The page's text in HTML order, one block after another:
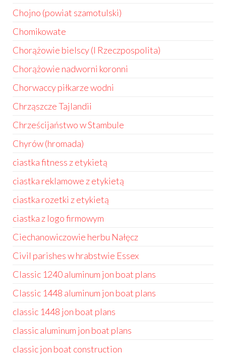
Chojno (powiat szamotulski)
Chomikowate
Chorążowie bielscy (I Rzeczpospolita)
Chorążowie nadworni koronni
Chorwaccy piłkarze wodni
Chrząszcze Tajlandii
Chrześcijaństwo w Stambule
Chyrów (hromada)
ciastka fitness z etykietą
ciastka reklamowe z etykietą
ciastka rozetki z etykietą
ciastka z logo firmowym
Ciechanowiczowie herbu Nałęcz
Civil parishes w hrabstwie Essex
Classic 1240 aluminum jon boat plans
Classic 1448 aluminum jon boat plans
classic 1448 jon boat plans
classic aluminum jon boat plans
classic jon boat construction